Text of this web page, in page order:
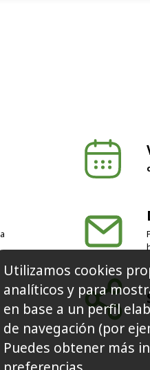
Utilizamos cookies
analíticos y para
en base a un perfil
de navegación (por
Puedes obtener más